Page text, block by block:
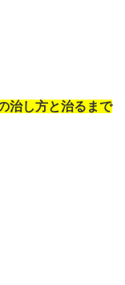
治し方と治るまで